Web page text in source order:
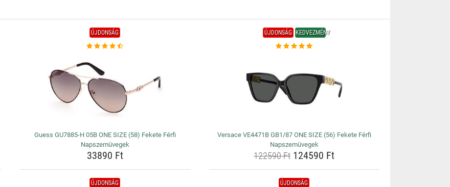
ÚJDONSÁG
Guess GU7885-H 05B ONE SIZE (58) Fekete Férfi
Napszemüvegek
33890 Ft
ÚJDONSÁG KEDVEZMÉNY
Versace VE4471B GB1/87 ONE SIZE (56) Fekete Férfi
Napszemüvegek
122590 Ft 124590 Ft
ÚJDONSÁG ÚJDONSÁG